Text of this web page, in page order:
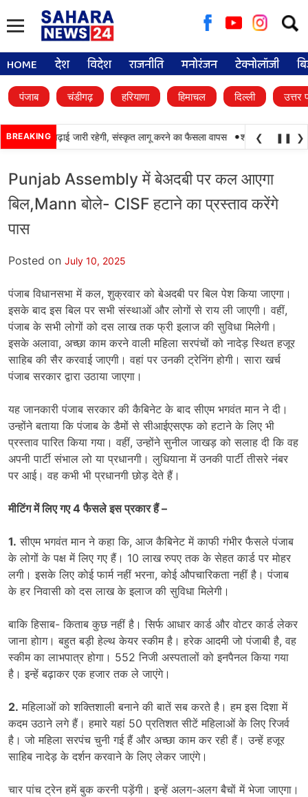
for:
HOME देश विदेश राजनीति मनोरंजन टेक्नोलॉजी
पंजाब चंडीगढ़ हरियाणा हिमाचल दिल्ली उत्तर
BREAKING
में पंजाबी की पढ़ाई जारी रहेगी, संस्कृत लागू करने का फैसला वापस • श्री गुरु हरिकृष्ण
❮ ❚❚ ❯
Punjab Assembly में बेअदबी पर कल आएगा
बिल,Mann बोले- CISF हटाने का प्रस्ताव करेंगे
पास
Posted on July 10, 2025
पंजाब विधानसभा में कल, शुक्रवार को बेअदबी पर बिल पेश किया जाएगा।
इसके बाद इस बिल पर सभी संस्थाओं और लोगों से राय ली जाएगी। वहीं,
पंजाब के सभी लोगों को दस लाख तक फ्री इलाज की सुविधा मिलेगी।
इसके अलावा, अच्छा काम करने वाली महिला सरपंचों को नादेड़ स्थित हजूर
साहिब की सैर करवाई जाएगी। वहां पर उनकी ट्रेनिंग होगी। सारा खर्च
पंजाब सरकार द्वारा उठाया जाएगा।
यह जानकारी पंजाब सरकार की कैबिनेट के बाद सीएम भगवंत मान ने दी।
उन्होंने बताया कि पंजाब के डैमों से सीआईएसएफ को हटाने के लिए भी
प्रस्ताव पारित किया गया। वहीं, उन्होंने सुनील जाखड़ को सलाह दी कि वह
अपनी पार्टी संभाल लो या प्रधानगी। लुधियाना में उनकी पार्टी तीसरे नंबर
पर आई। वह कभी भी प्रधानगी छोड़ देते हैं।
मीटिंग में लिए गए 4 फैसले इस प्रकार हैं –
1. सीएम भगवंत मान ने कहा कि, आज कैबिनेट में काफी गंभीर फैसले पंजाब
के लोगों के पक्ष में लिए गए हैं। 10 लाख रुपए तक के सेहत कार्ड पर मोहर
लगी। इसके लिए काेई फार्म नहीं भरना, कोई औपचारिकता नहीं है। पंजाब
के हर निवासी को दस लाख के इलाज की सुविधा मिलेगी।
बाकि हिसाब- किताब कुछ नहीं है। सिर्फ आधार कार्ड और वोटर कार्ड लेकर
जाना होाग। बहुत बड़ी हेल्थ केयर स्कीम है। हरेक आदमी जो पंजाबी है, वह
स्कीम का लाभपात्र होगा। 552 निजी अस्पतालों को इनपैनल किया गया
है। इन्हें बढ़ाकर एक हजार तक ले जाएंगे।
2. महिलाओं को शक्तिशाली बनाने की बातें सब करते है। हम इस दिशा में
कदम उठाने लगे हैं। हमारे यहां 50 प्रतिशत सीटें महिलाओं के लिए रिजर्व
है। जो महिला सरपंच चुनी गई हैं और अच्छा काम कर रही हैं। उन्हें हजूर
साहिब नादेड़ के दर्शन करवाने के लिए लेकर जाएंगे।
चार पांच ट्रेन हमें बुक करनी पड़ेंगी। इन्हें अलग-अलग बैचों में भेजा जाएगा।